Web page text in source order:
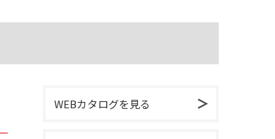
WEBカタログを見る